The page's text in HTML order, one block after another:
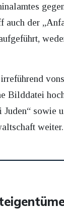
auch der
sowie
weiter.